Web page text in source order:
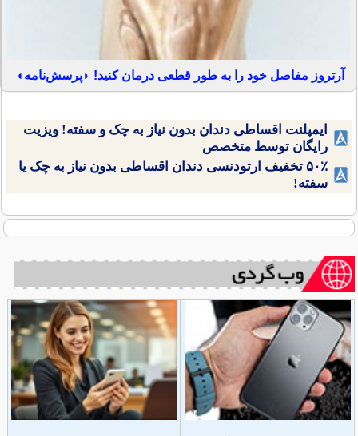
آرتروز مفاصل خود را به طور قطعی درمان کنید! ◗پرسش‌نامه◖
ایمپلنت اقساطی دندان بدون نیاز به چک و سفته! ویزیت
رایگان توسط متخصص
۵۰٪ تخفیف ارتودنسی دندان اقساطی بدون نیاز به چک یا
سفته!